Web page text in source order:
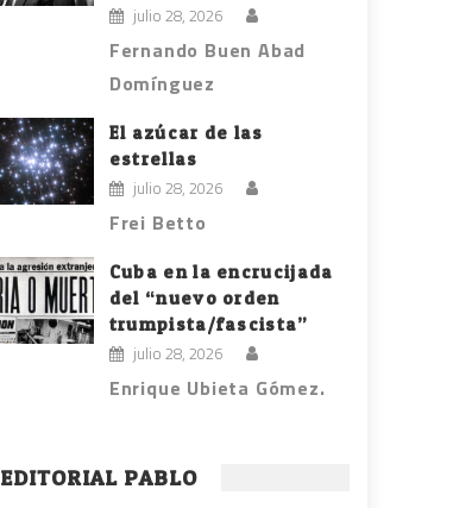
julio 28, 2026
Fernando Buen Abad
Domínguez
El azúcar de las
estrellas
julio 28, 2026
Frei Betto
Cuba en la encrucijada
del “nuevo orden
trumpista/fascista”
julio 28, 2026
Enrique Ubieta Gómez.
EDITORIAL PABLO